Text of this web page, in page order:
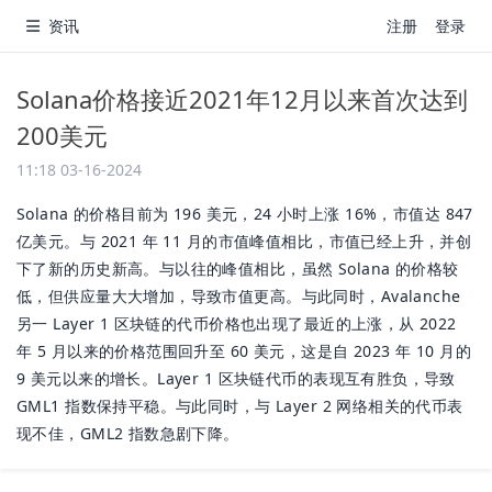
资讯 注册 登录
Solana价格接近2021年12月以来首次达到
200美元
11:18 03-16-2024
Solana 的价格目前为 196 美元，24 小时上涨 16%，市值达 847
亿美元。与 2021 年 11 月的市值峰值相比，市值已经上升，并创
下了新的历史新高。与以往的峰值相比，虽然 Solana 的价格较
低，但供应量大大增加，导致市值更高。与此同时，Avalanche
另一 Layer 1 区块链的代币价格也出现了最近的上涨，从 2022
年 5 月以来的价格范围回升至 60 美元，这是自 2023 年 10 月的
9 美元以来的增长。Layer 1 区块链代币的表现互有胜负，导致
GML1 指数保持平稳。与此同时，与 Layer 2 网络相关的代币表
现不佳，GML2 指数急剧下降。